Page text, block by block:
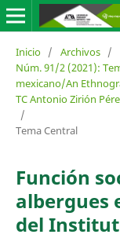
Inicio / Archivos /
Núm. 91/2 (2021):
mexicano/An
TC Antonio Zirión
/
Tema Central
Función
albergues
del